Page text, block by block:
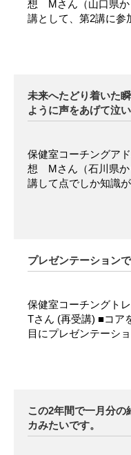
想 Mさん（山口県か
講として、第2講に参
未来へたどり着いた
ように声をあげて泣い
保健室コーチングア
想 Mさん（石川県か
講して点でしか知識
プレゼンテーション
保健室コーチング
Tさん (再受講) ■コア
目にプレゼンテーシ
この2年間で一月分の
カみたいです。